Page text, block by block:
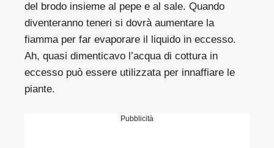
del brodo insieme al pepe e al sale. Quando
diventeranno teneri si dovrà aumentare la
fiamma per far evaporare il liquido in eccesso.
Ah, quasi dimenticavo l’acqua di cottura in
eccesso può essere utilizzata per innaffiare le
piante.
Pubblicità